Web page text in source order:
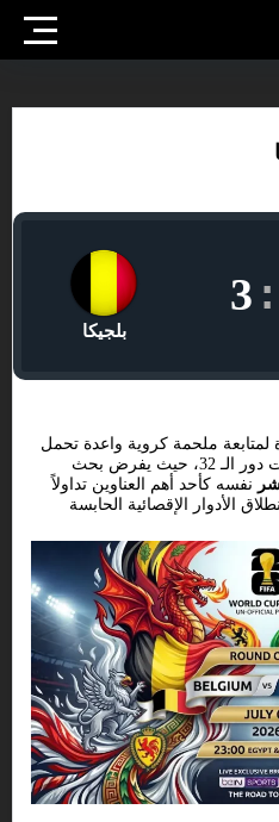
:
3
بلجيكا
لمتابعة ملحمة كروية واعدة تحمل
يفرض بحث
نفسه كأحد أهم العناوين تداولاً
الأدوار الإقصائية الحابسة